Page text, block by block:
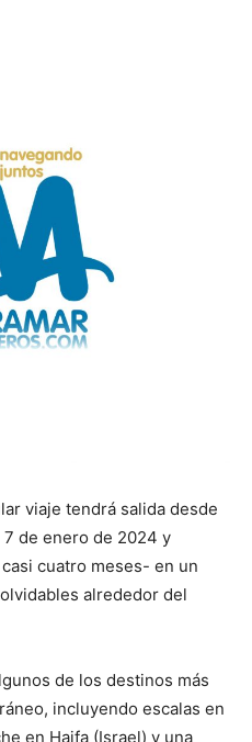
viaje tendrá salida desde
de enero de 2024 y
cuatro meses- en un
alrededor del
de los destinos más
incluyendo escalas en
en Haifa (Israel) y una